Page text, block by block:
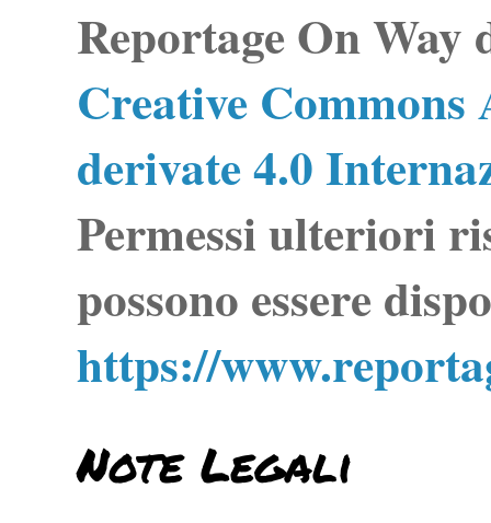
Reportage On Way
Creative
derivate 4.0
Permessi ulteriori
possono essere
https://
Note Legali